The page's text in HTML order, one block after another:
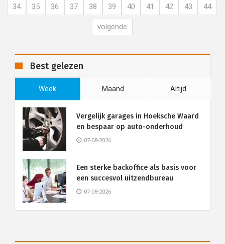
34 35 36 37 38 39 40 41 42 43 44
volgende
Best gelezen
Week Maand Altijd
Vergelijk garages in Hoeksche Waard
en bespaar op auto-onderhoud
07-08-2026
Een sterke backoffice als basis voor
een succesvol uitzendbureau
07-08-2026